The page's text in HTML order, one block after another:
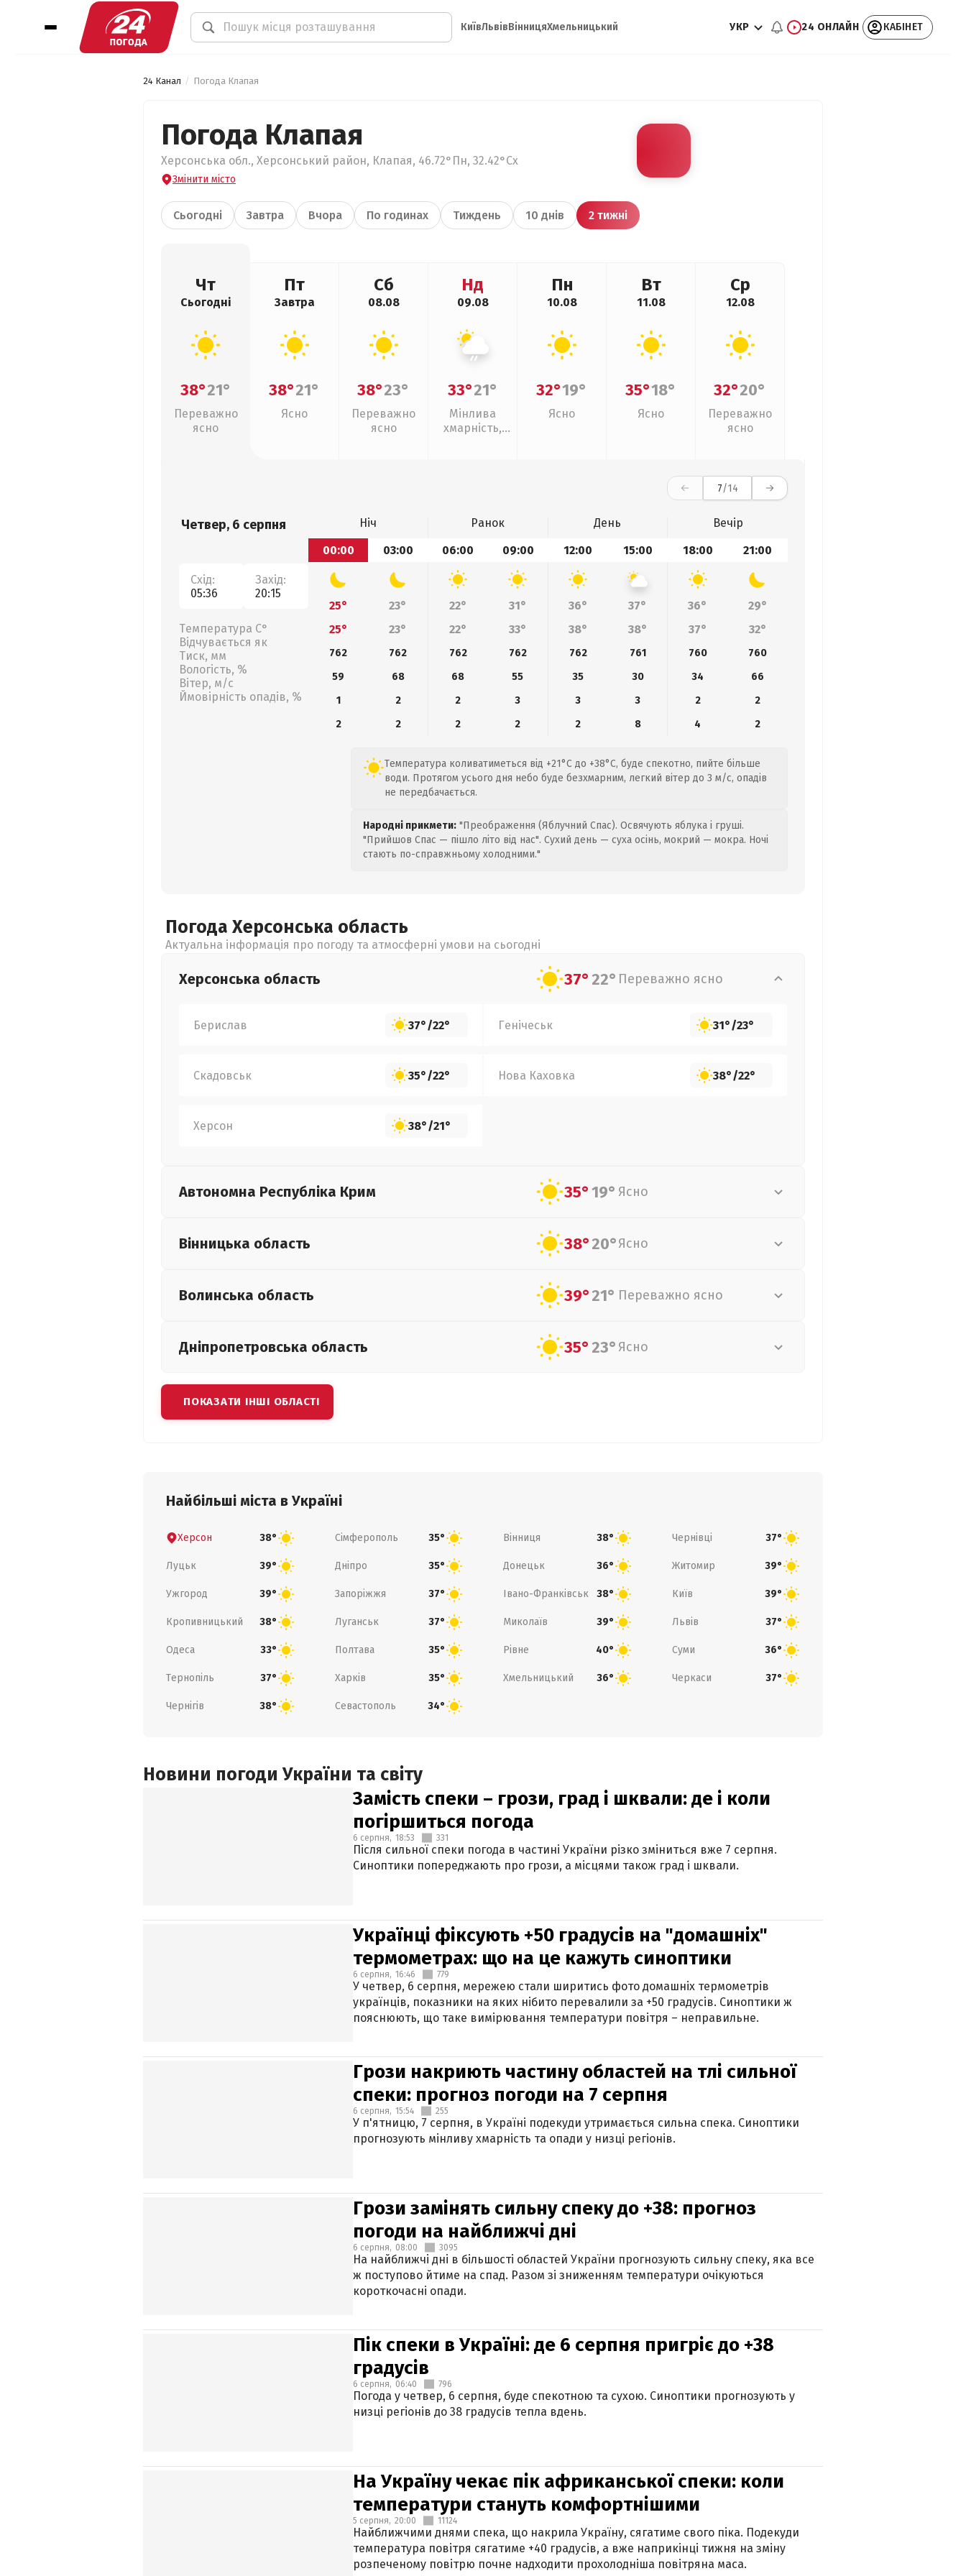
КиївЛьвівВінницяХмельницький УКР 24 ОНЛАЙН КАБІНЕТ
24 Канал Погода Клапая
Погода Клапая
Херсонська обл., Херсонський район, Клапая, 46.72°Пн, 32.42°Сх
Змінити місто
Сьогодні Завтра Вчора По годинах Тиждень 10 днів 2 тижні
Чт
Сьогодні
38°21°
Переважно
ясно
Пт
Завтра
38°21°
Ясно
Сб
08.08
38°23°
Переважно
ясно
Нд
09.08
33°21°
Мінлива
хмарність,
Пн
10.08
32°19°
Ясно
Вт
11.08
35°18°
Ясно
Ср
12.08
32°20°
Переважно
ясно
7/14
Четвер, 6 серпня
Схід:
05:36
Захід:
20:15
Температура С°
Відчувається як
Тиск, мм
Вологість, %
Вітер, м/с
Ймовірність опадів, %
Ніч Ранок День
Вечір
00:00
03:00 06:00 09:00 12:00 15:00 18:00 21:00
25° 23° 22° 31° 36° 37° 36°
29°
25°
23° 22° 33° 38° 38° 37° 32°
762 762 762 762 762 761 760
760
59
68 68 55 35 30 34
66
1
2 2 3 3 3 2
2
2
2 2 2 2 8 4 2
Температура коливатиметься від +21°C до +38°C, буде спекотно, пийте більше
води. Протягом усього дня небо буде безхмарним, легкий вітер до 3 м/с, опадів
не передбачається.
Народні прикмети: "Преображення (Яблучний Спас). Освячують яблука і груші.
"Прийшов Спас — пішло літо від нас". Сухий день — суха осінь, мокрий — мокра. Ночі
стають по-справжньому холодними."
Погода Херсонська область
Актуальна інформація про погоду та атмосферні умови на сьогодні
Херсонська область 37°22° Переважно ясно
Берислав 37°/22° Генічеськ 31°/23°
Скадовськ 35°/22° Нова Каховка 38°/22°
Херсон 38°/21°
Автономна Республіка Крим 35°19° Ясно
Вінницька область 38°20°Ясно
Волинська область 39°21° Переважно ясно
Дніпропетровська область 35°23° Ясно
ПОКАЗАТИ ІНШІ ОБЛАСТІ
Найбільші міста в Україні
Херсон 38° Сімферополь 35° Вінниця 38° Чернівці 37°
Луцьк 39° Дніпро 35° Донецьк 36° Житомир 39°
Ужгород 39° Запоріжжя 37° Івано-Франківськ 38° Київ 39°
Кропивницький 38° Луганськ 37° Миколаїв 39° Львів 37°
Одеса 33° Полтава 35° Рівне 40° Суми 36°
Тернопіль 37° Харків 35° Хмельницький 36° Черкаси 37°
Чернігів 38° Севастополь 34°
Новини погоди України та світу
Замість спеки – грози, град і шквали: де і коли
погіршиться погода
6 серпня, 18:53 331
Після сильної спеки погода в частині України різко зміниться вже 7 серпня.
Синоптики попереджають про грози, а місцями також град і шквали.
Українці фіксують +50 градусів на "домашніх"
термометрах: що на це кажуть синоптики
6 серпня, 16:46 779
У четвер, 6 серпня, мережею стали ширитись фото домашніх термометрів
українців, показники на яких нібито перевалили за +50 градусів. Синоптики ж
пояснюють, що таке вимірювання температури повітря – неправильне.
Грози накриють частину областей на тлі сильної
спеки: прогноз погоди на 7 серпня
6 серпня, 15:54 255
У п'ятницю, 7 серпня, в Україні подекуди утримається сильна спека. Синоптики
прогнозують мінливу хмарність та опади у низці регіонів.
Грози замінять сильну спеку до +38: прогноз
погоди на найближчі дні
6 серпня, 08:00 3095
На найближчі дні в більшості областей України прогнозують сильну спеку, яка все
ж поступово йтиме на спад. Разом зі зниженням температури очікуються
короткочасні опади.
Пік спеки в Україні: де 6 серпня пригріє до +38
градусів
6 серпня, 06:40 796
Погода у четвер, 6 серпня, буде спекотною та сухою. Синоптики прогнозують у
низці регіонів до 38 градусів тепла вдень.
На Україну чекає пік африканської спеки: коли
температури стануть комфортнішими
5 серпня, 20:00 11124
Найближчими днями спека, що накрила Україну, сягатиме свого піка. Подекуди
температура повітря сягатиме +40 градусів, а вже наприкінці тижня на зміну
розпеченому повітрю почне надходити прохолодніша повітряна маса.